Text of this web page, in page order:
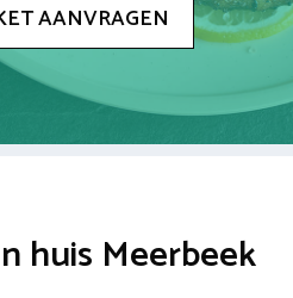
AANVRAGEN
huis Meerbeek